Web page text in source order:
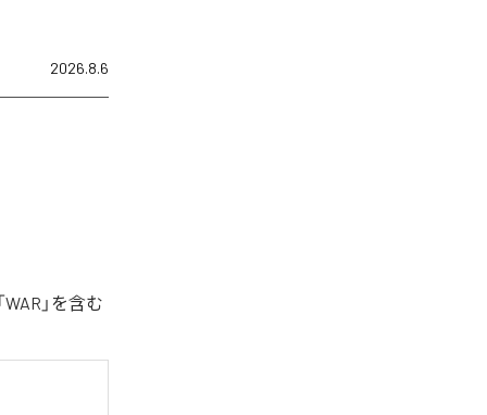
2026.8.6
」を含む